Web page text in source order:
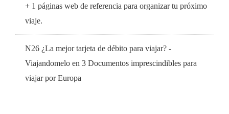
+ 1 páginas web de referencia para organizar tu próximo
viaje.
N26 ¿La mejor tarjeta de débito para viajar? -
Viajandomelo en 3 Documentos imprescindibles para
viajar por Europa